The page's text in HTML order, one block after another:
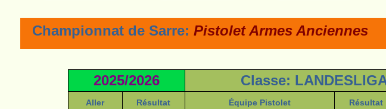
Championnat de Sarre: Pistolet Armes Anciennes
2025/2026 Classe:
Aller Résultat Équipe Pistolet Résultat